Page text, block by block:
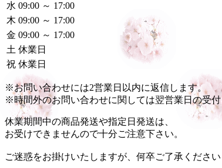
水 09:00 ～ 17:00
木 09:00 ～ 17:00
金 09:00 ～ 17:00
土 休業日
祝 休業日
※お問い合わせには2営業日以内に返信します。
※時間外のお問い合わせに関しては翌営業日の受付
休業期間中の商品発送や指定日発送は、
お受けできませんので十分ご注意下さい。
ご迷惑をお掛けいたしますが、何卒ご了承くださ